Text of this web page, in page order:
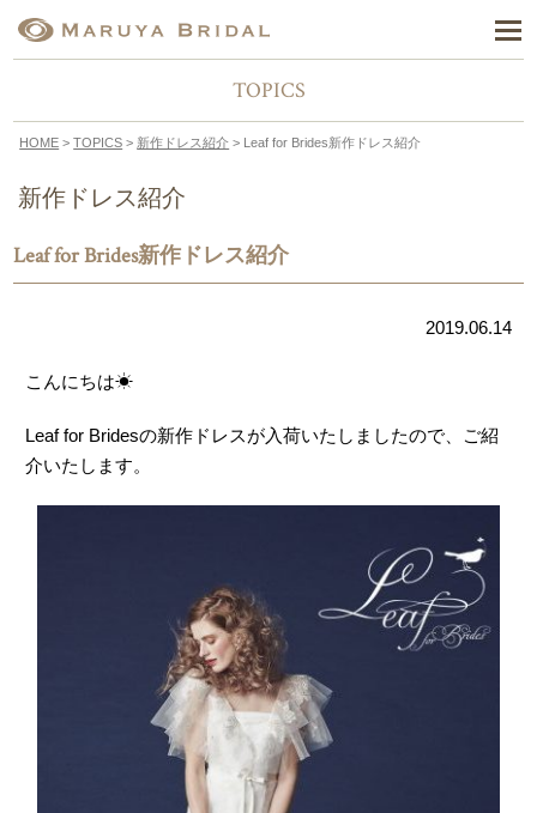
TOPICS
HOME >TOPICS > 新作ドレス紹介 > Leaf for Brides新作ドレス紹介
新作ドレス紹介
Leaf for Brides新作ドレス紹介
2019.06.14
こんにちは☀
Leaf for Bridesの新作ドレスが入荷いたしましたので、ご紹
介いたします。